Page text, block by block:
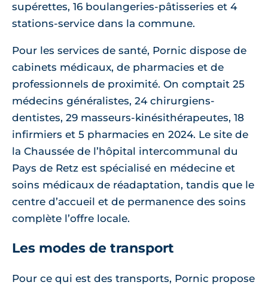
supérettes, 16 boulangeries-pâtisseries et 4
stations-service dans la commune.
Pour les services de santé, Pornic dispose de
cabinets médicaux, de pharmacies et de
professionnels de proximité. On comptait 25
médecins généralistes, 24 chirurgiens-
dentistes, 29 masseurs-kinésithérapeutes, 18
infirmiers et 5 pharmacies en 2024. Le site de
la Chaussée de l’hôpital intercommunal du
Pays de Retz est spécialisé en médecine et
soins médicaux de réadaptation, tandis que le
centre d’accueil et de permanence des soins
complète l’offre locale.
Les modes de transport
Pour ce qui est des transports, Pornic propose